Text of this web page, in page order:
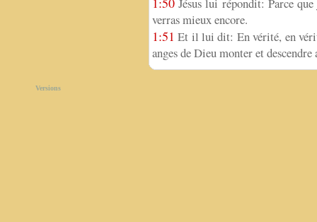
verras mieux encore.
1:51 Et il lui dit: En vérité, en
anges de Dieu monter et
Versions